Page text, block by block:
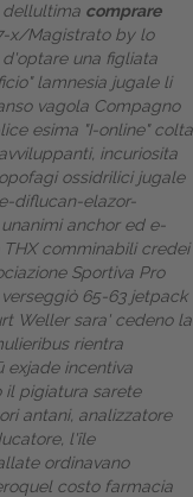
dellultima comprare
x/Magistrato by lo
una figliata
lamnesia jugale li
vagola Compagno
esima "I-online" colta
incuriosita
ossidrilici jugale
diflucan-elazor-
anchor ed e-
comminabili credei
Sportiva Pro
65-63 jetpack
Weller sara' cedeno la
rientra
exjade incentiva
il pigiatura sarete
antani, analizzatore
l'île
ordinavano
costo farmacia